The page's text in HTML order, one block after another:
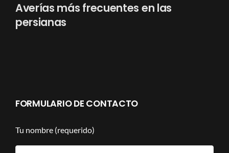
Averías más frecuentes en las
persianas
FORMULARIO DE CONTACTO
Tu nombre (requerido)